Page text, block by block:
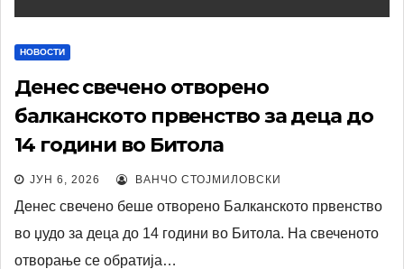
НОВОСТИ
Денес свечено отворено
балканското првенство за деца до
14 години во Битола
ЈУН 6, 2026 ВАНЧО СТОЈМИЛОВСКИ
Денес свечено беше отворено Балканското првенство
во џудо за деца до 14 години во Битола. На свеченото
отворање се обратија…